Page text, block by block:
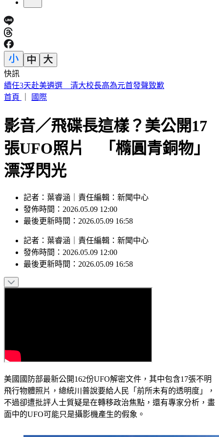
快訊
SBS歌謠大戰／AND2BLE、ALD1飆唱神級舞台
首頁
國際
影音／飛碟長這樣？美公開17
張UFO照片 「橢圓青銅物」
漂浮閃光
記者：葉睿涵｜責任編輯：新聞中心
發佈時間：2026.05.09 12:00
最後更新時間：2026.05.09 16:58
記者 ： 葉睿涵 責任編輯 ： 新聞中心
發佈時間： 2026.05.09 12:00
最後更新時間： 2026.05.09 16:58
美國國防部最新公開162份UFO解密文件，其中包含17張不明
飛行物體照片，總統川普說要給人民「前所未有的透明度」，
不過卻遭批評人士質疑是在轉移政治焦點，還有專家分析，畫
面中的UFO可能只是攝影機產生的假象。